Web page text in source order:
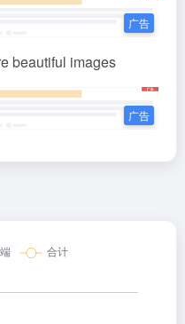
beautiful images